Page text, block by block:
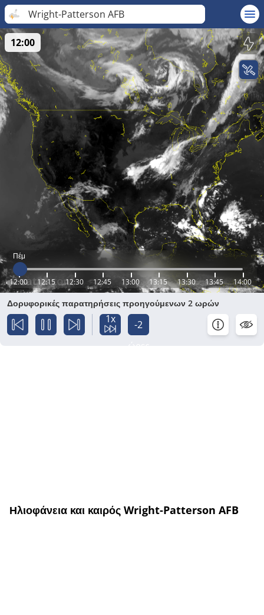
Wright-Patterson AFB
Πέμ
12:00 12:15 12:30 12:45 13:00 13:15 13:30 13:45 14:00
12:00
Δορυφορικές παρατηρήσεις προηγούμενων 2 ωρών
1x
-2
Ηλιοφάνεια και καιρός Wright-Patterson AFB